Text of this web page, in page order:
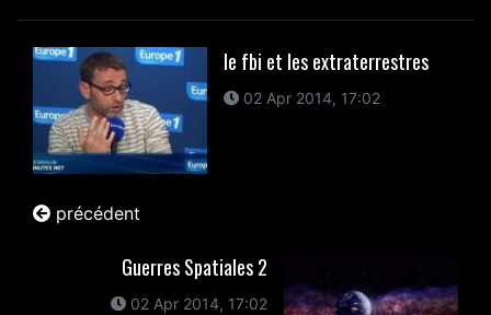
le fbi et les extraterrestres
02 Apr 2014, 17:02
précédent
Guerres Spatiales 2
02 Apr 2014, 17:02